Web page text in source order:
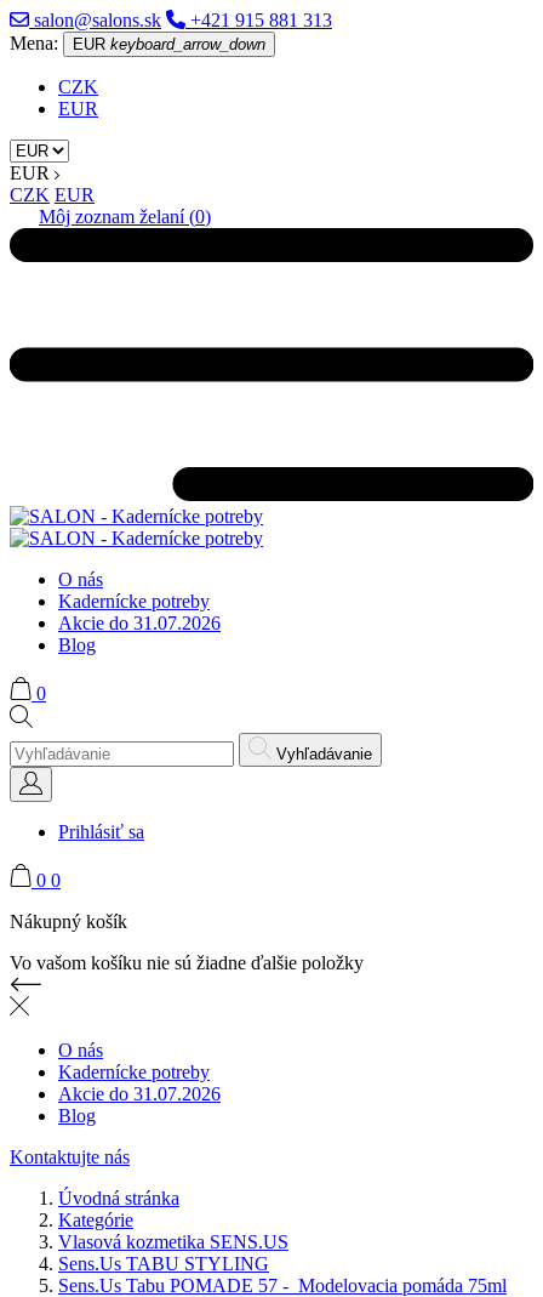
salon@salons.sk
+421 915 881 313
Mena:
EUR keyboard_arrow_down
CZK
EUR
EUR
CZK EUR
Môj zoznam želaní (0)
O nás
Kadernícke potreby
Akcie do 31.07.2026
Blog
0
Vyhľadávanie
Prihlásiť sa
0 0
Nákupný košík
Vo vašom košíku nie sú žiadne ďalšie položky
O nás
Kadernícke potreby
Akcie do 31.07.2026
Blog
Kontaktujte nás
Úvodná stránka
Kategórie
Vlasová kozmetika SENS.US
Sens.Us TABU STYLING
Sens.Us Tabu POMADE 57 - Modelovacia pomáda 75ml